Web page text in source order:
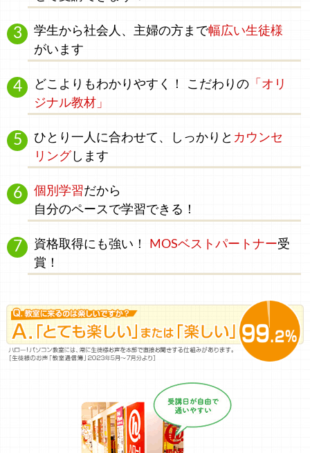
学生から社会人、主婦の方まで幅広い生徒様
がいます
どこよりもわかりやすく！ こだわりの 「オリ
ジナル教材」
ひとり一人に合わせて、 しっかりと カウンセ
リング します
個別学習だから
自分のペースで学習できる！
資格取得にも強い！ MOSベストパートナー受
賞！